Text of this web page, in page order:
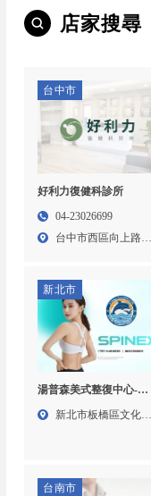
店家搜尋
台中市
好利力復健科診所
04-23026699
台中市西區向上路一
新北市
湯普森美式整復中心-整
復,脊椎整復,美式整復,台
美式整復
新北市板橋區文化路
台南市